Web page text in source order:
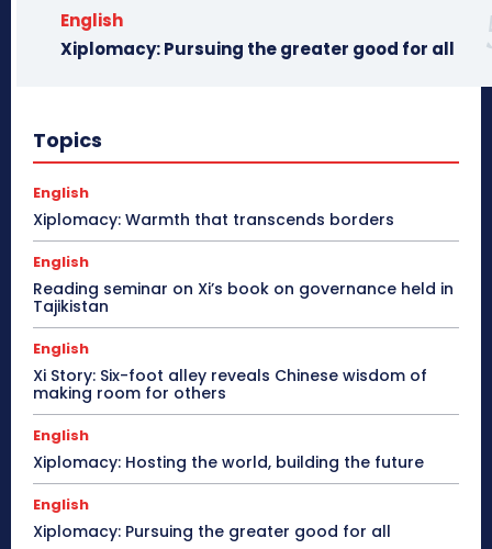
English
Xiplomacy: Pursuing the greater good for all
Topics
English
Xiplomacy: Warmth that transcends borders
English
Reading seminar on Xi’s book on governance held in
Tajikistan
English
Xi Story: Six-foot alley reveals Chinese wisdom of
making room for others
English
Xiplomacy: Hosting the world, building the future
English
Xiplomacy: Pursuing the greater good for all